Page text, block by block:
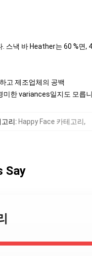
스낵 바 Heather는 60 %면,
고 제조업체의 공백
미한 variances일지도 모릅
리: Happy Face 카테고리,
Say